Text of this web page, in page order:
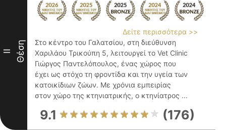
II Θέση
Δείτε περισσότερα >>
Στο κέντρο του Γαλατσίου, στη διεύθυνση
Χαριλάου Τρικούπη 5, λειτουργεί το Vet Clinic
Γιώργος Παντελόπουλος, ένας χώρος που
έχει ως στόχο τη φροντίδα και την υγεία των
κατοικίδιων ζώων. Με χρόνια εμπειρίας
στον χώρο της κτηνιατρικής, ο κτηνίατρος ...
9.1 (176)